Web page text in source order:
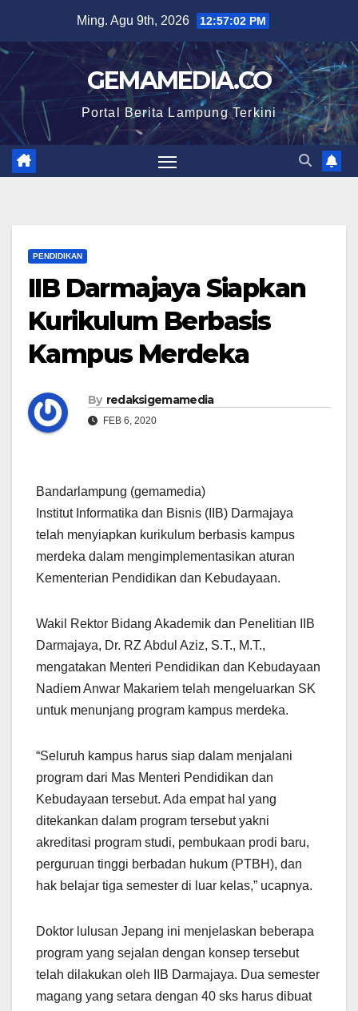
content
Ming. Agu 9th, 2026 12:57:03 PM
GEMAMEDIA.CO
Portal Berita Lampung Terkini
PENDIDIKAN
IIB Darmajaya Siapkan
Kurikulum Berbasis
Kampus Merdeka
By redaksigemamedia
FEB 6, 2020
Bandarlampung (gemamedia)
Institut Informatika dan Bisnis (IIB) Darmajaya
telah menyiapkan kurikulum berbasis kampus
merdeka dalam mengimplementasikan aturan
Kementerian Pendidikan dan Kebudayaan.
Wakil Rektor Bidang Akademik dan Penelitian IIB
Darmajaya, Dr. RZ Abdul Aziz, S.T., M.T.,
mengatakan Menteri Pendidikan dan Kebudayaan
Nadiem Anwar Makariem telah mengeluarkan SK
untuk menunjang program kampus merdeka.
“Seluruh kampus harus siap dalam menjalani
program dari Mas Menteri Pendidikan dan
Kebudayaan tersebut. Ada empat hal yang
ditekankan dalam program tersebut yakni
akreditasi program studi, pembukaan prodi baru,
perguruan tinggi berbadan hukum (PTBH), dan
hak belajar tiga semester di luar kelas,” ucapnya.
Doktor lulusan Jepang ini menjelaskan beberapa
program yang sejalan dengan konsep tersebut
telah dilakukan oleh IIB Darmajaya. Dua semester
magang yang setara dengan 40 sks harus dibuat